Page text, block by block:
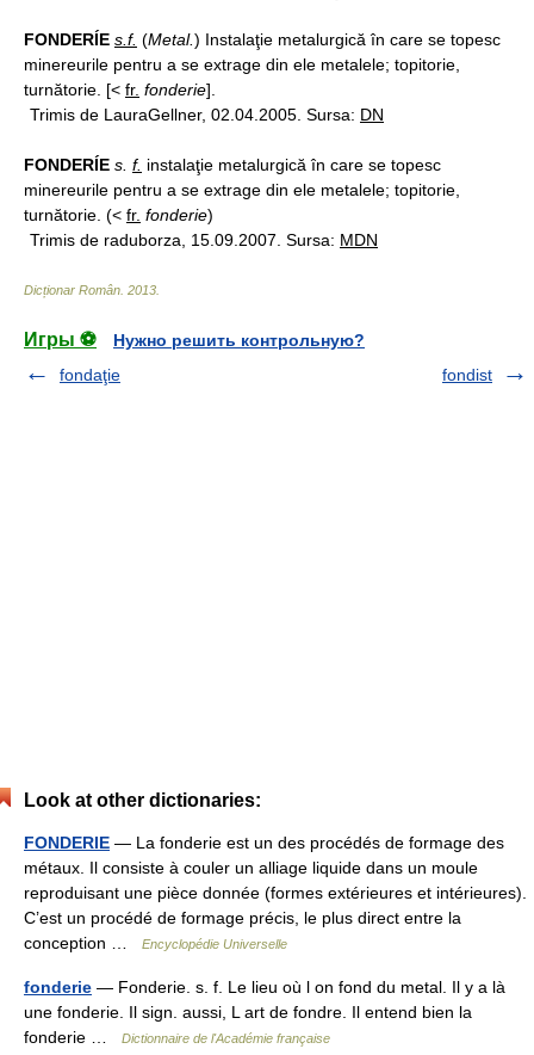
FONDERÍE s.f. (Metal.) Instalaţie metalurgică în care se topesc
minereurile pentru a se extrage din ele metalele; topitorie,
turnătorie. [< fr. fonderie].
Trimis de LauraGellner, 02.04.2005. Sursa: DN
FONDERÍE s. f. instalaţie metalurgică în care se topesc
minereurile pentru a se extrage din ele metalele; topitorie,
turnătorie. (< fr. fonderie)
Trimis de raduborza, 15.09.2007. Sursa: MDN
Dicționar Român 2013
Игры ⚽
Нужно решить контрольную?
fondaţie
fondist
Look at other dictionaries:
FONDERIE — La fonderie est un des procédés de formage des
métaux. Il consiste à couler un alliage liquide dans un moule
reproduisant une pièce donnée (formes extérieures et intérieures).
C’est un procédé de formage précis, le plus direct entre la
conception …
Encyclopédie Universelle
fonderie — Fonderie. s. f. Le lieu où l on fond du metal. Il y a là
une fonderie. Il sign. aussi, L art de fondre. Il entend bien la
fonderie …
Dictionnaire de l'Académie française